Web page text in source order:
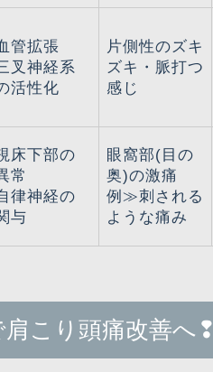
管拡張
叉神経系
活性化
片側性のズキ
ズキ・脈打つ
感じ
床下部の
常
律神経の
与
眼窩部(目の
奥)の激痛
例≫刺される
ような痛み
肩こり頭痛改善へ❢